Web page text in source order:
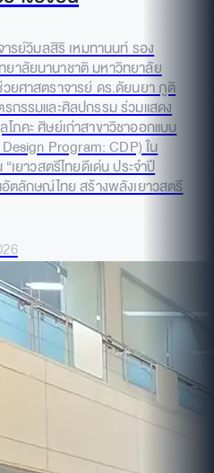
รย์วิมลสิริ เหมทานนท์ รอง
าลัยนานาชาติ มหาวิทยาลัย
ศาสตราจารย์ ดร.ดัยนยา ภูติ
กรรมและศิลปกรรม ร่วมแสดง
คะ ศิษย์เก่าสาขาวิชาออกแบบ
Program: CDP) ใน
เยาวสตรีไทยดีเด่น ประจำปี
ตลักษณ์ไทย สร้างพลังเยาวสตรี